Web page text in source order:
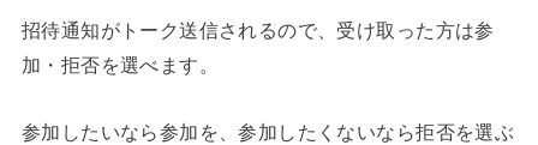
招待通知がトーク送信されるので、受け取った方は参
加・拒否を選べます。
参加したいなら参加を、参加したくないなら拒否を選ぶ